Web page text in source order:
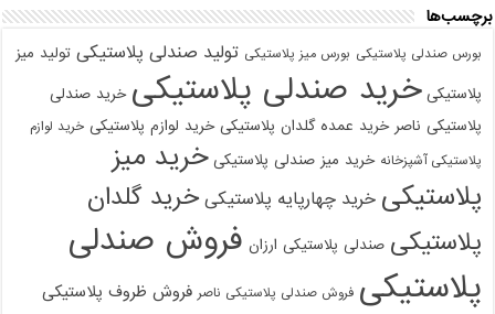
برچسب‌ها
بورس صندلی پلاستیکی بورس میز پلاستیکی تولید صندلی پلاستیکی تولید میز
پلاستیکی خرید صندلی پلاستیکی خرید صندلی
پلاستیکی ناصر خرید عمده گلدان پلاستیکی خرید لوازم پلاستیکی خرید لوازم
پلاستیکی آشپزخانه خرید میز صندلی پلاستیکی خرید میز
پلاستیکی خرید چهارپایه پلاستیکی خرید گلدان
پلاستیکی صندلی پلاستیکی ارزان فروش صندلی
پلاستیکی فروش صندلی پلاستیکی ناصر فروش ظروف پلاستیکی